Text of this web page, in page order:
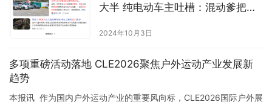
大半 纯电动车主吐槽：混动爹把快
2024年10月3日
多项重磅活动落地 CLE2026聚焦户外运动产业发展新
趋势
本报讯 作为国内户外运动产业的重要风向标，CLE2026国际户外展